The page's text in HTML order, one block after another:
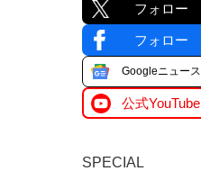
フォロー
フォロー
Googleニュース
公式YouTube
SPECIAL